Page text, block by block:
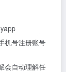
机号注册账号
会自动理解任